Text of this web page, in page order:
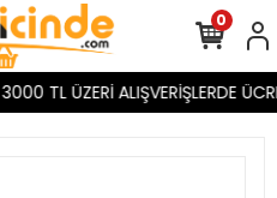
3000 TL ÜZERİ ALIŞVERİŞLERDE
0